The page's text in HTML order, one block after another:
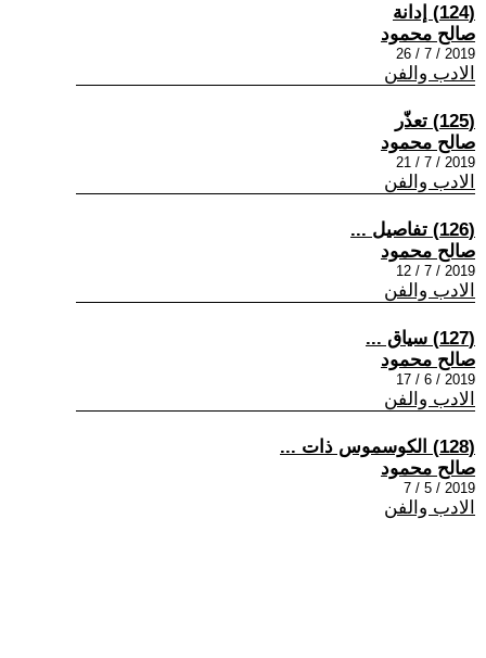
(124) إدانة
صالح محمود
2019 / 7 / 26
الادب والفن
(125) تعذّر
صالح محمود
2019 / 7 / 21
الادب والفن
(126) تفاصيل ...
صالح محمود
2019 / 7 / 12
الادب والفن
(127) سياق ...
صالح محمود
2019 / 6 / 17
الادب والفن
(128) الكوسموس ذات ...
صالح محمود
2019 / 5 / 7
الادب والفن